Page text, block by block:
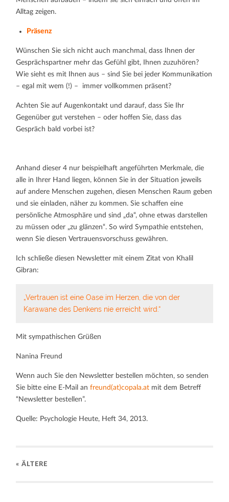
Alltag zeigen.
Präsenz
Wünschen Sie sich nicht auch manchmal, dass Ihnen der
Gesprächspartner mehr das Gefühl gibt, Ihnen zuzuhören?
Wie sieht es mit Ihnen aus – sind Sie bei jeder Kommunikation
– egal mit wem (!) – immer vollkommen präsent?
Achten Sie auf Augenkontakt und darauf, dass Sie Ihr
Gegenüber gut verstehen – oder hoffen Sie, dass das
Gespräch bald vorbei ist?
Anhand dieser 4 nur beispielhaft angeführten Merkmale, die
alle in Ihrer Hand liegen, können Sie in der Situation jeweils
auf andere Menschen zugehen, diesen Menschen Raum geben
und sie einladen, näher zu kommen. Sie schaffen eine
persönliche Atmosphäre und sind „da“, ohne etwas darstellen
zu müssen oder „zu glänzen“. So wird Sympathie entstehen,
wenn Sie diesen Vertrauensvorschuss gewähren.
Ich schließe diesen Newsletter mit einem Zitat von Khalil
Gibran:
„Vertrauen ist eine Oase im Herzen, die von der
Karawane des Denkens nie erreicht wird.“
Mit sympathischen Grüßen
Nanina Freund
Wenn auch Sie den Newsletter bestellen möchten, so senden
Sie bitte eine E-Mail anfreund(at)copala.at mit dem Betreff
“Newsletter bestellen”.
Quelle: Psychologie Heute, Heft 34, 2013.
« ÄLTERE